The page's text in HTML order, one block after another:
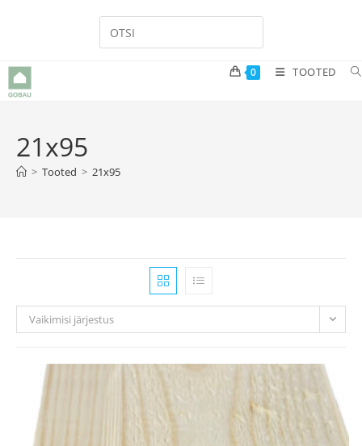
0 TOOTED
21x95
> Tooted > 21x95
Vaikimisi järjestus